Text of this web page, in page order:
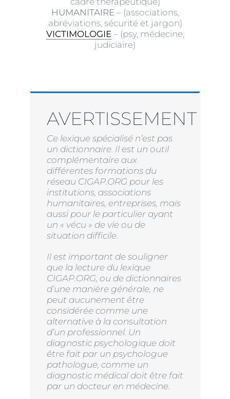
HUMANITAIRE– (associations,
abréviations, sécurité et jargon)
VICTIMOLOGIE– (psy, médecine,
judiciaire)
AVERTISSEMENT
Ce lexique spécialisé n’est pas
un dictionnaire. Il est un outil
complémentaire aux
différentes formations du
réseau CIGAP.ORG pour les
institutions, associations
humanitaires, entreprises, mais
aussi pour le particulier ayant
un « vécu » de vie ou de
situation difficile.
Il est important de souligner
que la lecture du lexique
CIGAP.ORG, ou de dictionnaires
d’une manière générale, ne
peut aucunement être
considérée comme une
alternative à la consultation
d’un professionnel. Un
diagnostic psychologique doit
être fait par un psychologue
pathologue, comme un
diagnostic médical doit être fait
par un docteur en médecine.